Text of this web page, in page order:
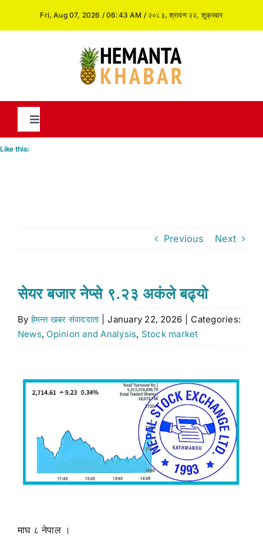
Fri, Aug 07, 2026 / 06:43 AM / २०८३, श्रावण २२, शुक्रबार
Toggle
Navigation
Don’t Miss
Like this:
Previous Next
सेयर बजार नेप्से ९.२३ अकंले बढ्यो
Byहेमन्त खबर संवाददाता January 22, 2026
Categories:
News, Opinion and Analysis, Stock market
Larger
Image
माघ ८ नेपाल ।